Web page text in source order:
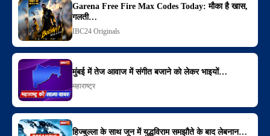
Garena Free Fire Max Codes Today: मौका है खास,
गलती…
IBC24 Originals
मुंबई में तेज आवाज में संगीत बजाने को लेकर भाइयों…
महाराष्ट्र
हिज्बुल्ला के साथ जून में युद्धविराम समझौते के बाद लेबनान…